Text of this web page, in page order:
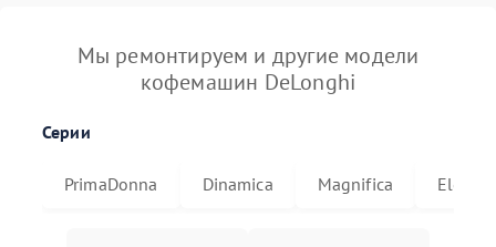
Мы ремонтируем и другие модели
кофемашин DeLonghi
Серии
PrimaDonna Dinamica Magnifica Eletta